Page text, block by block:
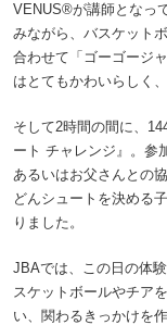
VENUS®が講師となっ
みながら、バスケット
合わせて「ゴーゴージ
はとてもかわいらしく
そして2時間の間に、
ート チャレンジ』。参
あるいはお父さんとの
どんシュートを決める
りました。
JBAでは、この日の体
スケットボールやチア
い、関わるきっかけを